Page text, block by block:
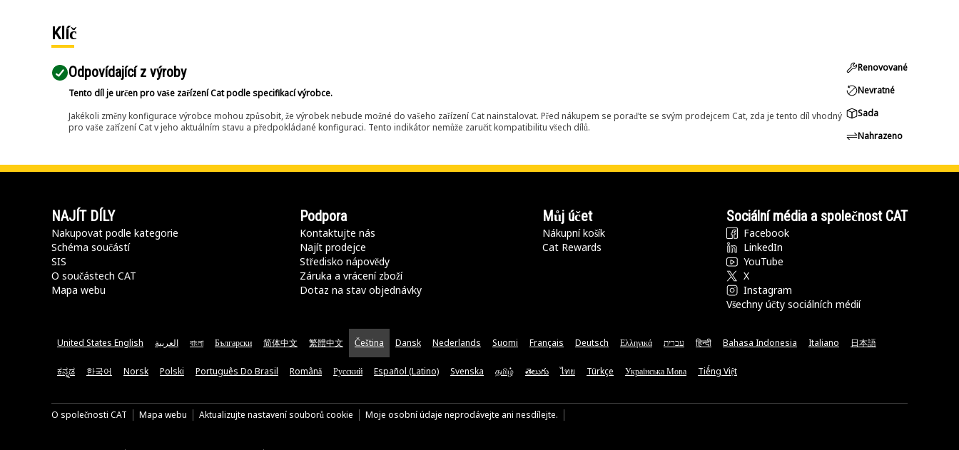
Klíč
Odpovídající z výroby
Tento díl je určen pro vaše zařízení Cat podle specifikací výrobce.
Jakékoli změny konfigurace výrobce mohou způsobit, že výrobek nebude možné do vašeho zařízení Cat nainstalovat. Před nákupem se poraďte se svým prodejcem Cat, zda je tento díl vhodný
pro vaše zařízení Cat v jeho aktuálním stavu a předpokládané konfiguraci. Tento indikátor nemůže zaručit kompatibilitu všech dílů.
Renovované
Nevratné
Sada
Nahrazeno
NAJÍT DÍLY
Nakupovat podle kategorie
Schéma součástí
SIS
O součástech CAT
Mapa webu
Podpora
Kontaktujte nás
Najít prodejce
Středisko nápovědy
Záruka a vrácení zboží
Dotaz na stav objednávky
Můj účet
Nákupní košík
Cat Rewards
Sociální média a společnost CAT
Facebook
LinkedIn
YouTube
X
Instagram
Všechny účty sociálních médií
United States English العربية বাংলা Български 简体中文 繁體中文 Čeština Dansk Nederlands Suomi Français Deutsch Ελληνικά עברית हिन्दी Bahasa Indonesia Italiano 日本語
ಕನ್ನಡ 한국어 Norsk Polski Português Do Brasil Română Русский Español (Latino) Svenska தமிழ் తెలుగు ไทย Türkçe Українська Мова Tiếng Việt
O společnosti CAT Mapa webu Aktualizujte nastavení souborů cookie Moje osobní údaje neprodávejte ani nesdílejte.